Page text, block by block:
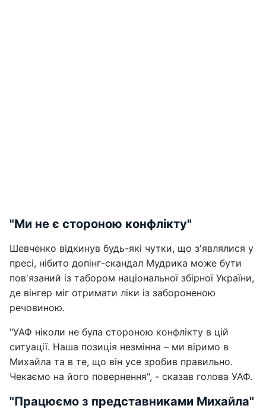
"Ми не є стороною конфлікту"
Шевченко відкинув будь-які чутки, що з'являлися у
пресі, нібито допінг-скандал Мудрика може бути
пов'язаний із табором національної збірної України,
де вінгер міг отримати ліки із забороненою
речовиною.
"УАФ ніколи не була стороною конфлікту в цій
ситуації. Наша позиція незмінна – ми віримо в
Михайла та в те, що він усе зробив правильно.
Чекаємо на його повернення", - сказав голова УАФ.
"Працюємо з представниками Михайла"